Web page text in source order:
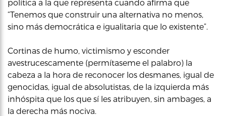
política a la que representa cuando afirma que
“Tenemos que construir una alternativa no menos,
sino más democrática e igualitaria que lo existente”.
Cortinas de humo, victimismo y esconder
avestrucescamente (permítaseme el palabro) la
cabeza a la hora de reconocer los desmanes, igual de
genocidas, igual de absolutistas, de la izquierda más
inhóspita que los que sí les atribuyen, sin ambages, a
la derecha más nociva.